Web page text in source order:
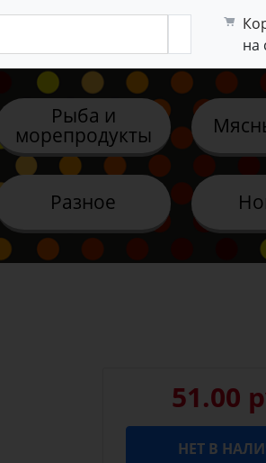
на
Рыба и
морепродукты
Разное
51.00
НЕТ В